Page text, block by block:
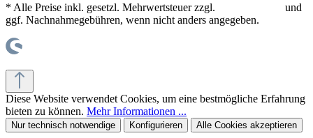
* Alle Preise inkl. gesetzl. Mehrwertsteuer zzgl.
und
ggf. Nachnahmegebühren, wenn nicht anders angegeben.
Diese Website verwendet Cookies, um eine bestmögliche Erfahrung
bieten zu können. Mehr Informationen ...
Nur technisch notwendige Konfigurieren Alle Cookies akzeptieren